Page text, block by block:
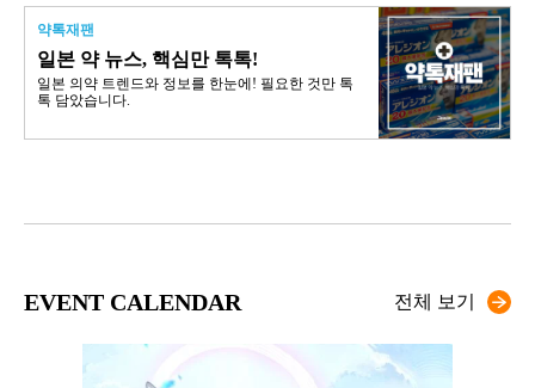
약톡재팬
일본 약 뉴스, 핵심만 톡톡!
일본 의약 트렌드와 정보를 한눈에! 필요한 것만 톡
톡 담았습니다.
EVENT CALENDAR 전체 보기